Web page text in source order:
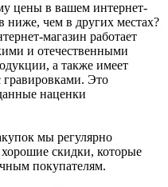
цены в вашем интернет-
ниже, чем в других местах?
магазин работает
и отечественными
а также имеет
гравировками. Это
наценки
мы регулярно
скидки, которые
покупателям.